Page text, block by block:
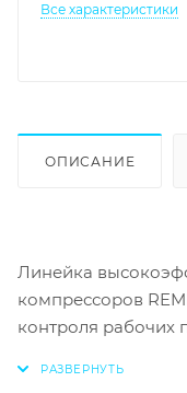
Все характеристики
ОПИСАНИЕ
Линейка
компрессоров
контроля рабочих